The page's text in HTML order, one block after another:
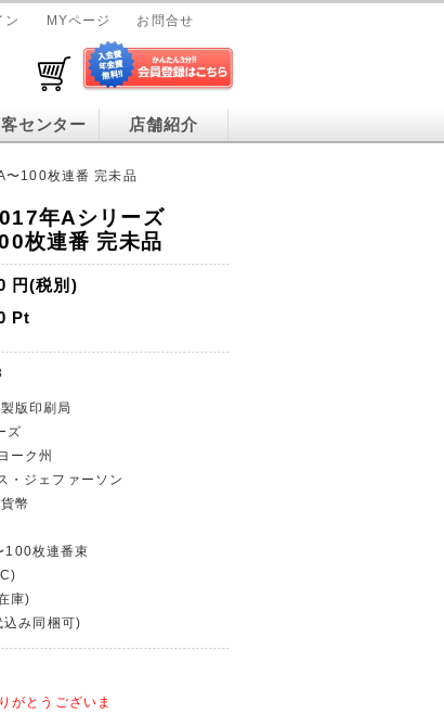
ン MYページ お問合せ
センター 店舗紹介
100枚連番 完未品
年Aシリーズ
枚連番 完未品
円(税別)
Pt
版印刷局
ズ
ーク州
・ジェファーソン
幣
枚連番束
庫)
み同梱可)
がとうございま